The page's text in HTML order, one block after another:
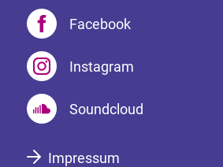
Facebook
Instagram
Soundcloud
Impressum